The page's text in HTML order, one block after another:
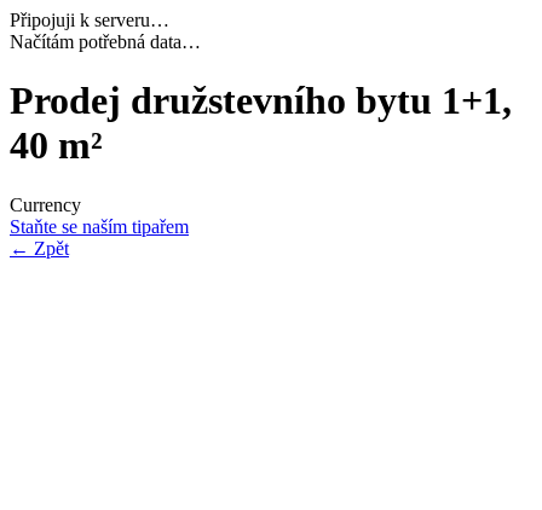
Připojuji k serveru…
Dokončuji inicializaci…
Prodej družstevního bytu 1+1,
40 m²
Currency
Staňte se naším tipařem
← Zpět